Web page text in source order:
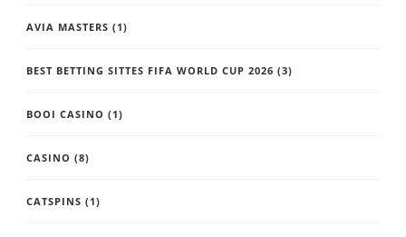
AVIA MASTERS (1)
BEST BETTING SITTES FIFA WORLD CUP 2026 (3)
BOOI CASINO (1)
CASINO (8)
CATSPINS (1)